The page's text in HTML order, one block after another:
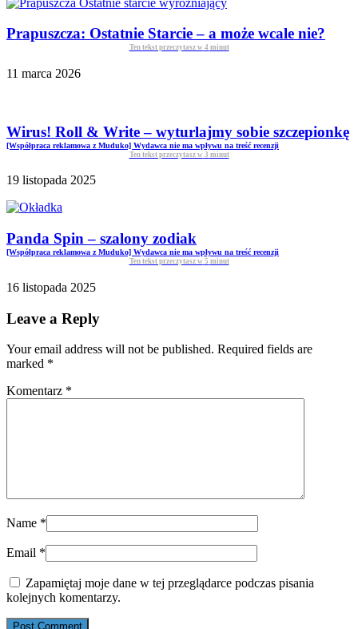
Prapuszcza: Ostatnie Starcie – a może wcale nie?
Ten tekst przeczytasz w 4 minut
11 marca 2026
Wirus! Roll & Write – wyturlajmy sobie szczepionkę
[Współpraca reklamowa z Muduko] Wydawca nie ma wpływu na treść recenzji
Ten tekst przeczytasz w 3 minut
19 listopada 2025
Panda Spin – szalony zodiak
[Współpraca reklamowa z Muduko] Wydawca nie ma wpływu na treść recenzji
Ten tekst przeczytasz w 5 minut
16 listopada 2025
Leave a Reply
Your email address will not be published. Required fields are
marked *
Komentarz *
Name *
Email *
Zapamiętaj moje dane w tej przeglądarce podczas pisania
kolejnych komentarzy.